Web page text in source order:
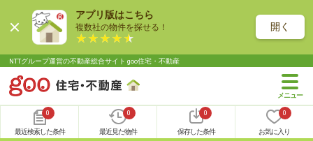
アプリ版はこちら
複数社の物件を探せる！ 開く
NTTグループ運営の不動産総合サイト goo住宅・不動産
0
最近検索した条件
0
最近見た物件
0
保存した条件
0
お気に入り